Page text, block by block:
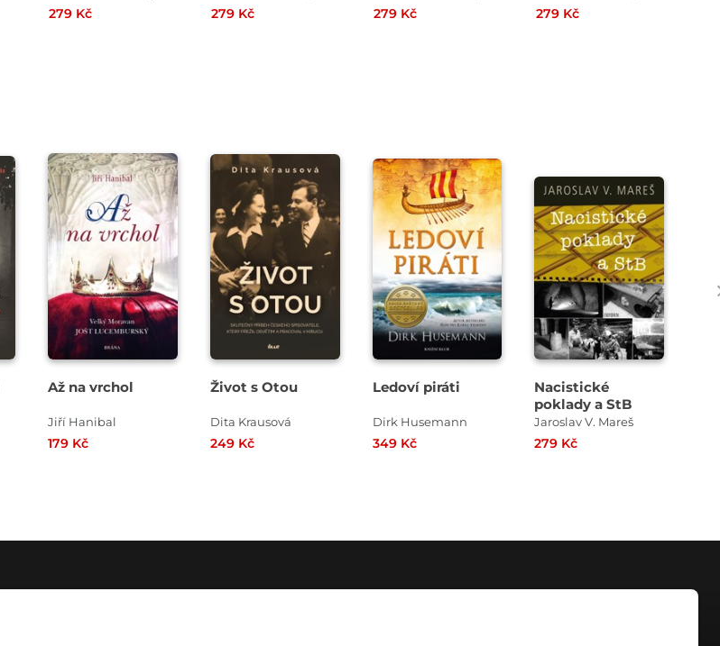
279 Kč 279 Kč 279 Kč 279 Kč
Až na vrchol
Jiří Hanibal
179 Kč
Život s Otou
Dita Krausová
249 Kč
Ledoví piráti
Dirk Husemann
349 Kč
Nacistické
poklady a StB
Jaroslav V. Mareš
279 Kč